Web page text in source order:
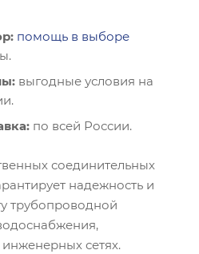
помощь в выборе
выгодные условия на
по всей России.
соединительных
надежность и
трубопроводной
сетях.